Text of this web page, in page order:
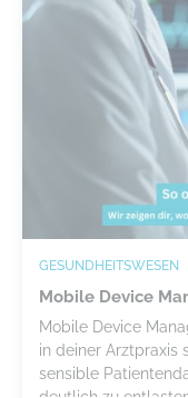
GESUNDHEITSWESEN
Mobile Device
Mobile Device
in deiner Arztpraxis
sensible